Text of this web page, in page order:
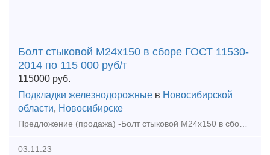
Болт стыковой М24х150 в сборе ГОСТ 11530-
2014 по 115 000 руб/т
115000 руб.
Подкладки железнодорожные в Новосибирской
области, Новосибирске
03.11.23